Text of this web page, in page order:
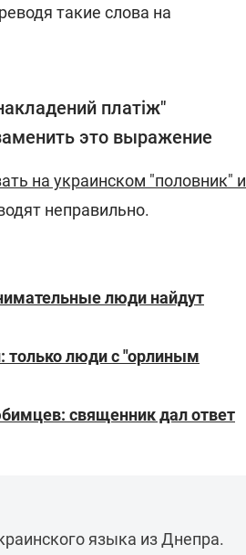
такие слова на
платіж"
это выражение
на украинском "половник" и
неправильно.
люди найдут
только люди с "орлиным
священник дал ответ
языка из Днепра.